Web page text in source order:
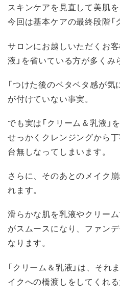
スキンケアを見直して美肌
今回は基本ケアの最終段階「
サロンにお越しいただくお
液」を省いている方が多くみ
「つけた後のベタベタ感が
が付けていない事実。
でも実は「クリーム＆乳液」
せっかくクレンジングから
台無しなってしまいます。
さらに、そのあとのメイク
れます。
滑らかな肌を乳液やクリー
がスムースになり、ファン
なります。
「クリーム＆乳液」は、それ
イクへの橋渡しをしてくれる